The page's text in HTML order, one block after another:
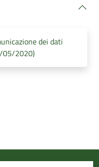
dei dati
05/2020)